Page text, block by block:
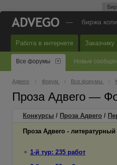
— биржа
Работа в интернете Заказчику
Все форумы Новые
Адвего Форум Все форумы
Проза Адвего —
Конкурсы / Проза Адвего /
Проза Адвего -
1-й тур: 235 работ